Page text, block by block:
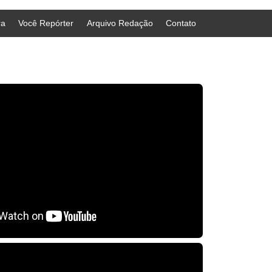
Você Repórter Arquivo Redação Contato